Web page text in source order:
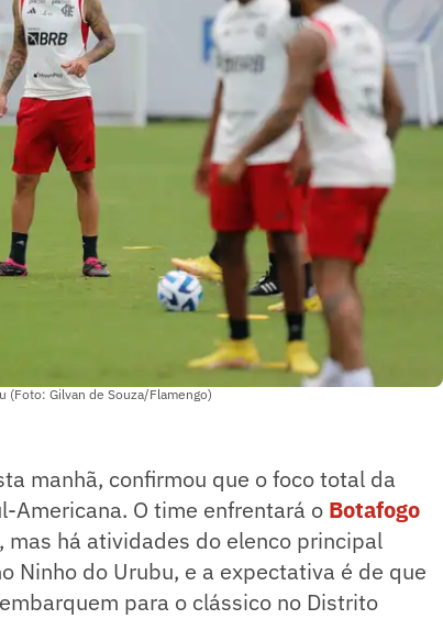
(Foto: Gilvan de Souza/Flamengo)
manhã, confirmou que o foco total da
Americana. O time enfrentará o Botafogo
, mas há atividades do elenco principal
Ninho do Urubu, e a expectativa é de que
para o clássico no Distrito